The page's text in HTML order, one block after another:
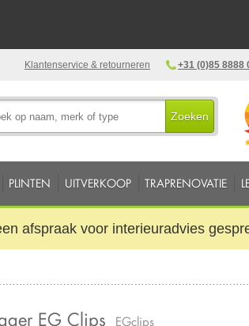
+31 (0)85 8888
Klantenservice & retourneren
Zoeken
PLINTEN UITVERKOOP TRAPRENOVATIE
afspraak voor interieuradvies
EG Clips EGclips